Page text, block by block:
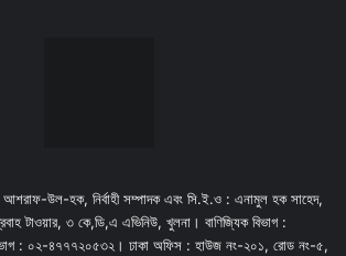
উল-হক, নির্বাহী সম্পাদক এবং সি.ই.ও : এনামুল হক সাহেদ,
টাওয়ার, ৩ কে,ডি,এ এভিনিউ, খুলনা। বাণিজ্যিক বিভাগ :
: ০২-৪৭৭৭২০৫৩২। ঢাকা অফিস : হাউজ নং-২০১, রোড নং-৫,